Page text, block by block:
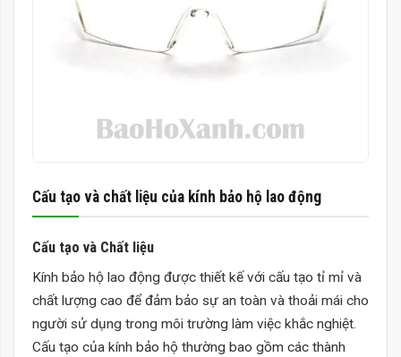
Cấu tạo và chất liệu của kính bảo hộ lao động
Cấu tạo và Chất liệu
Kính bảo hộ lao động được thiết kế với cấu tạo tỉ mỉ và
chất lượng cao để đảm bảo sự an toàn và thoải mái cho
người sử dụng trong môi trường làm việc khắc nghiệt.
Cấu tạo của kính bảo hộ thường bao gồm các thành